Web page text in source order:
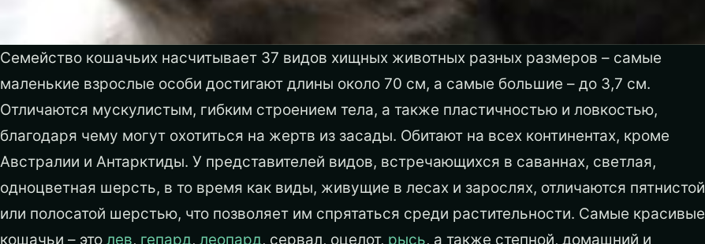
Семейство кошачьих насчитывает 37 видов хищных животных разных размеров – самые
маленькие взрослые особи достигают длины около 70 см, а самые большие – до 3,7 см.
Отличаются мускулистым, гибким строением тела, а также пластичностью и ловкостью,
благодаря чему могут охотиться на жертв из засады. Обитают на всех континентах, кроме
Австралии и Антарктиды. У представителей видов, встречающихся в саваннах, светлая,
одноцветная шерсть, в то время как виды, живущие в лесах и зарослях, отличаются пятнистой
или полосатой шерстью, что позволяет им спрятаться среди растительности. Самые красивые
кошачьи – это лев, гепард, леопард, сервал, оцелот, рысь, а также степной, домашний и